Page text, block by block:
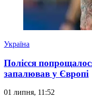
Україна
Полісся
запалював у Європі
01 липня, 11:52